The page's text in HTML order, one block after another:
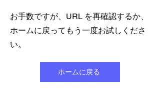
お手数ですが、URL を再確認するか、
ホームに戻ってもう一度お試しくださ
い。
ホームに戻る